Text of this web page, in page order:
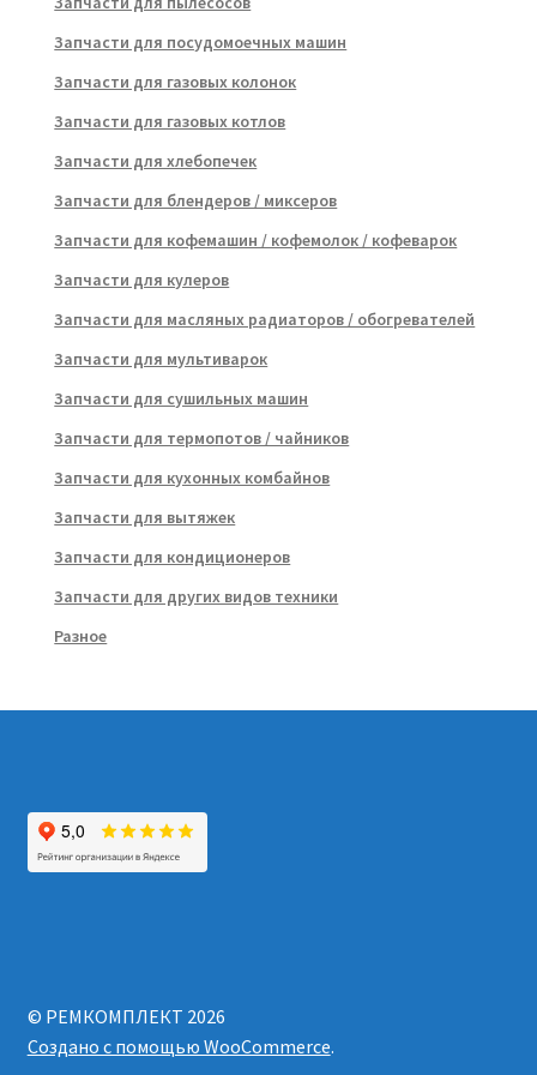
Запчасти для посудомоечных машин
Запчасти для газовых колонок
Запчасти для газовых котлов
Запчасти для хлебопечек
Запчасти для блендеров / миксеров
Запчасти для кофемашин / кофемолок / кофеварок
Запчасти для кулеров
Запчасти для масляных радиаторов / обогревателей
Запчасти для мультиварок
Запчасти для сушильных машин
Запчасти для термопотов / чайников
Запчасти для кухонных комбайнов
Запчасти для вытяжек
Запчасти для кондиционеров
Запчасти для других видов техники
Разное
© РЕМКОМПЛЕКТ 2026
Создано с помощью WooCommerce.